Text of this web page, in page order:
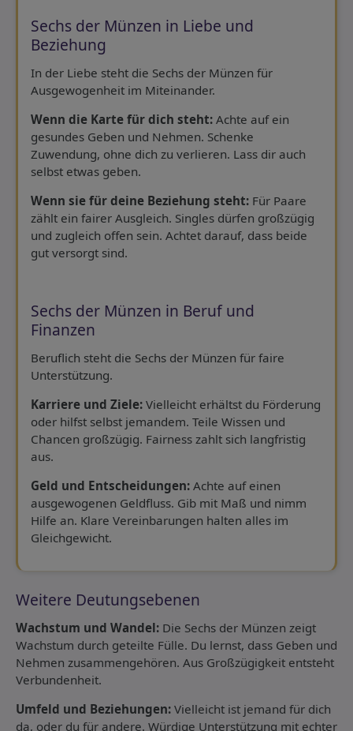
Sechs der Münzen in Liebe und
Beziehung
In der Liebe steht die Sechs der Münzen für
Ausgewogenheit im Miteinander.
Wenn die Karte für dich steht: Achte auf ein
gesundes Geben und Nehmen. Schenke
Zuwendung, ohne dich zu verlieren. Lass dir auch
selbst etwas geben.
Wenn sie für deine Beziehung steht: Für Paare
zählt ein fairer Ausgleich. Singles dürfen großzügig
und zugleich offen sein. Achtet darauf, dass beide
gut versorgt sind.
Sechs der Münzen in Beruf und
Finanzen
Beruflich steht die Sechs der Münzen für faire
Unterstützung.
Karriere und Ziele: Vielleicht erhältst du Förderung
oder hilfst selbst jemandem. Teile Wissen und
Chancen großzügig. Fairness zahlt sich langfristig
aus.
Geld und Entscheidungen: Achte auf einen
ausgewogenen Geldfluss. Gib mit Maß und nimm
Hilfe an. Klare Vereinbarungen halten alles im
Gleichgewicht.
Weitere Deutungsebenen
Wachstum und Wandel: Die Sechs der Münzen zeigt
Wachstum durch geteilte Fülle. Du lernst, dass Geben und
Nehmen zusammengehören. Aus Großzügigkeit entsteht
Verbundenheit.
Umfeld und Beziehungen: Vielleicht ist jemand für dich
da, oder du für andere. Würdige Unterstützung mit echter